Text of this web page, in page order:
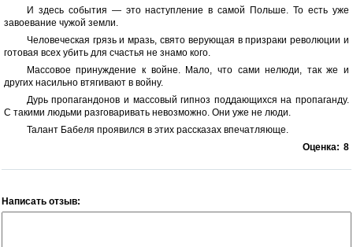
И здесь события — это наступление в самой Польше. То есть уже
завоевание чужой земли.
Человеческая грязь и мразь, свято верующая в призраки революции и
готовая всех убить для счастья не знамо кого.
Массовое принуждение к войне. Мало, что сами нелюди, так же и
других насильно втягивают в войну.
Дурь пропагандонов и массовый гипноз поддающихся на пропаганду.
С такими людьми разговаривать невозможно. Они уже не люди.
Талант Бабеля проявился в этих рассказах впечатляюще.
Оценка: 8
Написать отзыв: